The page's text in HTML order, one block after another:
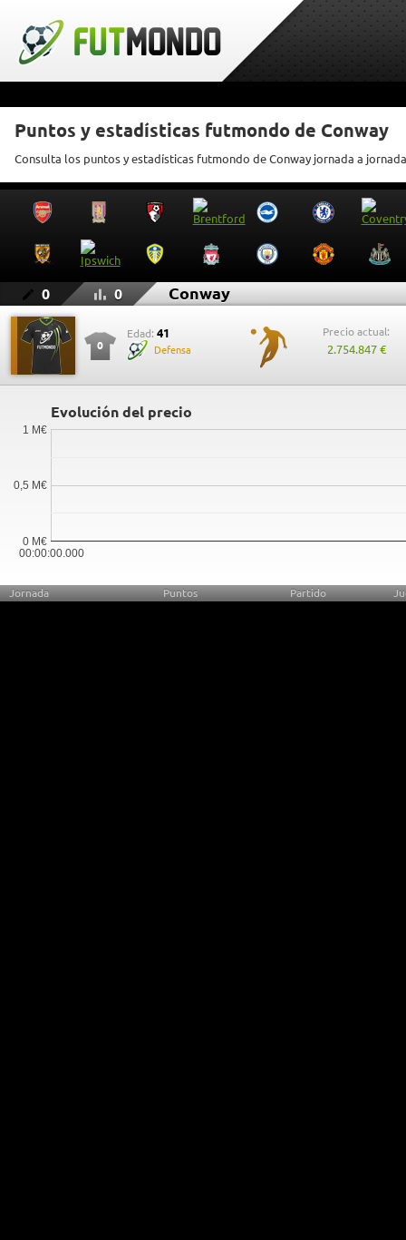
Puntos y estadísticas futmondo de Conway
Consulta los puntos y estadísticas futmondo de Conway jornada a jornada
0 0 Conway
0
Edad: 41
Defensa
Precio actual:
2.754.847 €
Evolución del precio
00:00:00.000
0 M€
0,5 M€
1 M€
Jornada Puntos Partido